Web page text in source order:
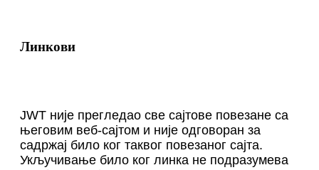
Линкови
JWT није прегледао све сајтове повезане са
његовим веб-сајтом и није одговоран за
садржај било ког таквог повезаног сајта.
Укључивање било ког линка не подразумева